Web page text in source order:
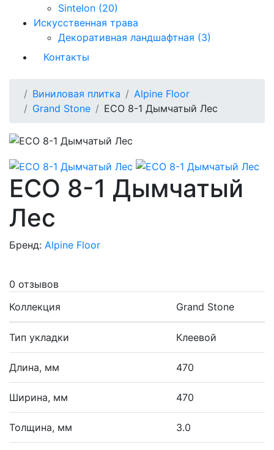
Sintelon (20)
Искусственная трава
Декоративная ландшафтная (3)
Контакты
Виниловая плитка
Alpine Floor
Grand Stone
ECO 8-1 Дымчатый Лес
ECO 8-1 Дымчатый
Лес
Бренд: Alpine Floor
0 отзывов
Коллекция
Grand Stone
Тип укладки Клеевой
Длина, мм 470
Ширина, мм 470
Толщина, мм 3.0